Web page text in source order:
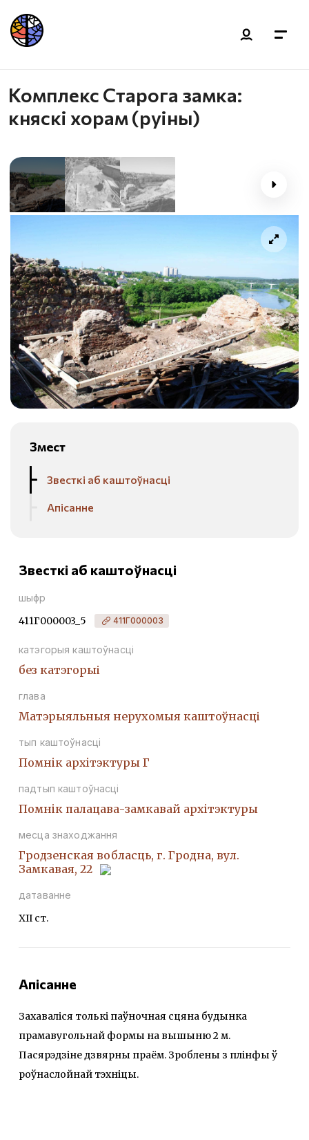
Комплекс Старога замка:
княскі хорам (руіны)
Змест
Звесткі аб каштоўнасці
Апісанне
Звесткі аб каштоўнасці
шыфр
411Г000003_5 411Г000003
катэгорыя каштоўнасці
без катэгорыі
глава
Матэрыяльныя нерухомыя каштоўнасці
тып каштоўнасці
Помнiк архiтэктуры Г
падтып каштоўнасці
Помнiк палацава-замкавай архiтэктуры
месца знаходжання
Гродзенская вобласць, г. Гродна, вул.
Замкавая, 22
датаванне
XII ст.
Апісанне
Захаваліся толькі паўночная сцяна будынка
прамавугольнай формы на вышыню 2 м.
Пасярэдзіне дзвярны праём. Зроблены з плінфы ў
роўнаслойнай тэхніцы.